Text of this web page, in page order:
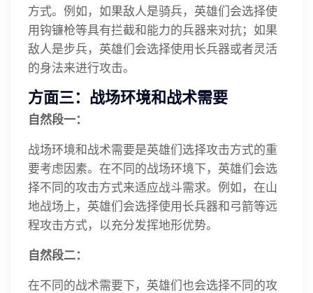
方式。例如，如果敌人是骑兵，英雄们会选择使
用钩镰枪等具有拦截和能力的兵器来对抗；如果
敌人是步兵，英雄们会选择使用长兵器或者灵活
的身法来进行攻击。
方面三：战场环境和战术需要
自然段一：
战场环境和战术需要是英雄们选择攻击方式的重
要考虑因素。在不同的战场环境下，英雄们会选
择不同的攻击方式来适应战斗需求。例如，在山
地战场上，英雄们会选择使用长兵器和弓箭等远
程攻击方式，以充分发挥地形优势。
自然段二：
在不同的战术需要下，英雄们也会选择不同的攻